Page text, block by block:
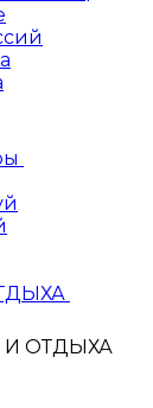
И ОТДЫХА